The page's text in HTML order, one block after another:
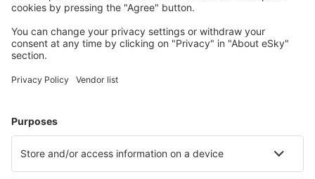
Wählen Sie aus über 1,3 Millionen Unterkünften: Hotels,
Meist gesuchte Hotels von eSky-Nutzern
Hotels in Neapel Hotels in Mailand Hotels in Florenz